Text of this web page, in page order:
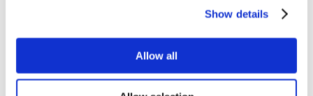
Show details
Allow all
Sans sous-genre
Appliquer